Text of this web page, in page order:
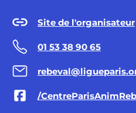
Site de l'organisateur
01 53 38 90 65
/